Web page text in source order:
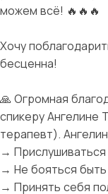
можем всё! 🔥🔥🔥
Хочу
бесценна!
🙏 Огромная
спикеру Ангелине
терапевт).
→ Прислушиваться
→ Не бояться
→ Принять себя